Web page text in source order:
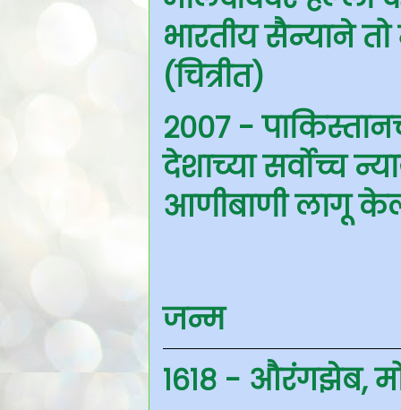
भारतीय सैन्याने
(चित्रीत)
२००७ -
देशाच्या सर्वोच्च
आणीबाणी लागू
जन्म
१६१८ - औरंगझेब,